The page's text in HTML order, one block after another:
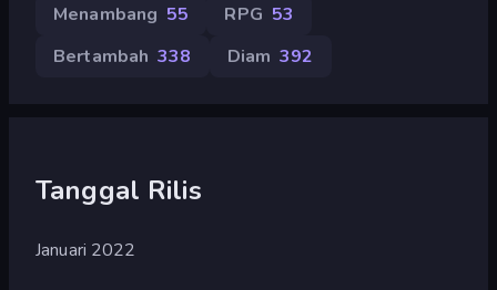
Menambang 55 RPG 53
Bertambah 338 Diam 392
Tanggal Rilis
Januari 2022